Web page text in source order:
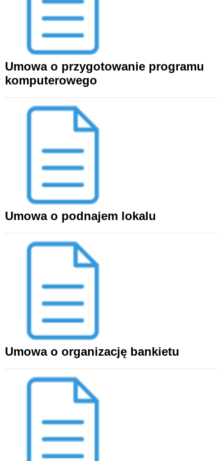
Umowa o przygotowanie programu
komputerowego
Umowa o podnajem lokalu
Umowa o organizację bankietu